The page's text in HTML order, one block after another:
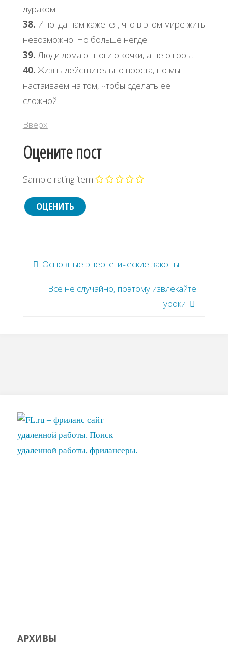
дураком.
38. Иногда нам кажется, что в этом мире жить
невозможно. Но больше негде.
39. Люди ломают ноги о кочки, а не о горы.
40. Жизнь действительно проста, но мы
настаиваем на том, чтобы сделать ее
сложной.
Вверх
Оцените пост
Sample rating item
Основные энергетические законы
Все не случайно, поэтому извлекайте
уроки
АРХИВЫ